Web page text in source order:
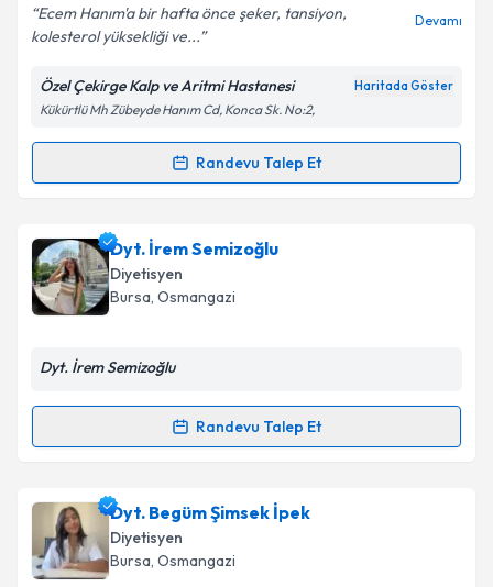
Kişisel verilerimin işlenmesine ilişkin
Aydınlatma
Metni'ni okudum ve kişisel verilerimin belirtilen
kapsamda işlenmesini kabul ediyorum.
Ecem Hanım'a bir hafta önce şeker, tansiyon,
kolesterol yüksekliği ve...
Devamı
Özel Çekirge Kalp ve Aritmi Hastanesi Haritada Göster
Kükürtlü Mh Zübeyde Hanım Cd, Konca Sk. No:2,
Randevu Talep Et
Randevu Takvimi Talebi
Uzm. Dyt. Ecem Tüzeniçin randevu takvimi talebi
oluşturun. Size bu uzmandan randevu almanız için bir
takvim hazırlandığında e-posta ile bilgilendireceğiz.
Kişisel verilerimin işlenmesine ilişkinAydınlatma
Takvim Talebini Gönder
Dyt. İrem Semizoğlu
Diyetisyen
Bursa, Osmangazi
Dyt. İrem Semizoğlu
Randevu Talep Et
Randevu Takvimi Talebi
Dyt. İrem Semizoğluiçin randevu takvimi talebi
oluşturun. Size bu uzmandan randevu almanız için bir
takvim hazırlandığında e-posta ile bilgilendireceğiz.
Dyt. Begüm Şimsek İpek
Diyetisyen
Bursa, Osmangazi